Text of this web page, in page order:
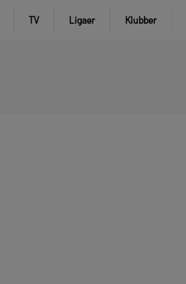
TV Ligaer Klubber